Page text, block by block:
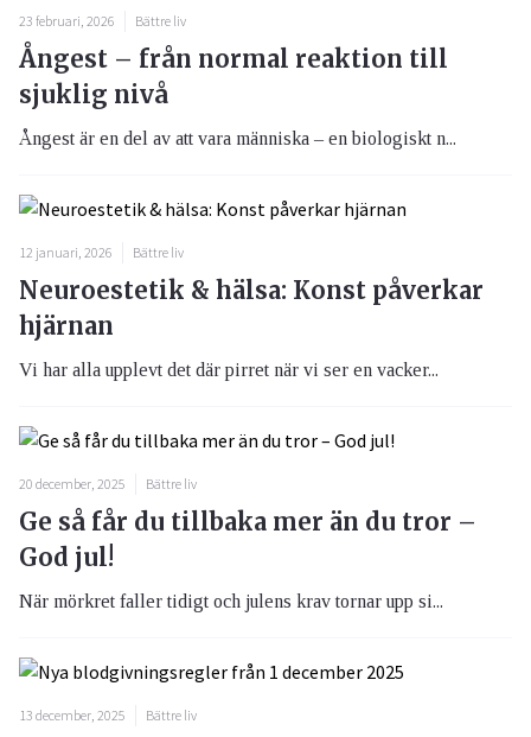
23 februari, 2026 Bättre liv
Ångest – från normal reaktion till
sjuklig nivå
Ångest är en del av att vara människa – en biologiskt n...
12 januari, 2026 Bättre liv
Neuroestetik & hälsa: Konst påverkar
hjärnan
Vi har alla upplevt det där pirret när vi ser en vacker...
20 december, 2025 Bättre liv
Ge så får du tillbaka mer än du tror –
God jul!
När mörkret faller tidigt och julens krav tornar upp si...
13 december, 2025 Bättre liv